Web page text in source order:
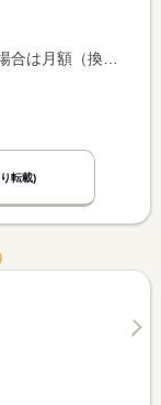
時間額を表示しています。
転載)